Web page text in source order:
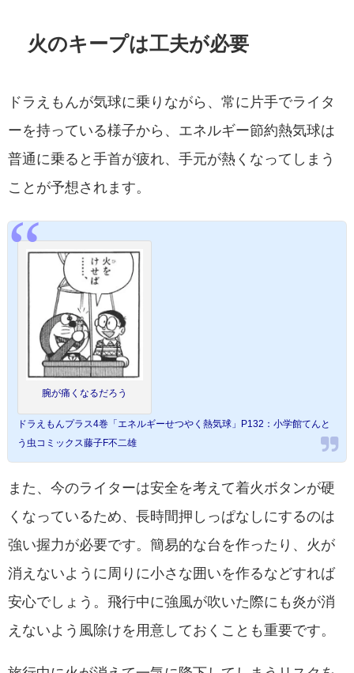
火のキープは工夫が必要
ドラえもんが気球に乗りながら、常に片手でライタ
ーを持っている様子から、エネルギー節約熱気球は
普通に乗ると手首が疲れ、手元が熱くなってしまう
ことが予想されます。
腕が痛くなるだろう
ドラえもんプラス4巻「エネルギーせつやく熱気球」P132：小学館てんと
う虫コミックス藤子F不二雄
また、今のライターは安全を考えて着火ボタンが硬
くなっているため、長時間押しっぱなしにするのは
強い握力が必要です。簡易的な台を作ったり、火が
消えないように周りに小さな囲いを作るなどすれば
安心でしょう。飛行中に強風が吹いた際にも炎が消
えないよう風除けを用意しておくことも重要です。